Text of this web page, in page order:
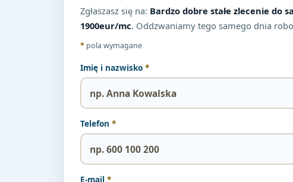
Zgłaszasz się na: Bardzo dobre stałe zlecenie do
1900eur/mc. Oddzwaniamy tego samego dnia
* pola wymagane
Imię i nazwisko *
Telefon *
E-mail *